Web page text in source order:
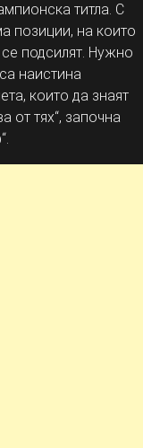
титла. С
позиции, на които
подсилят. Нужно
наистина
които да знаят
от тях“, започна